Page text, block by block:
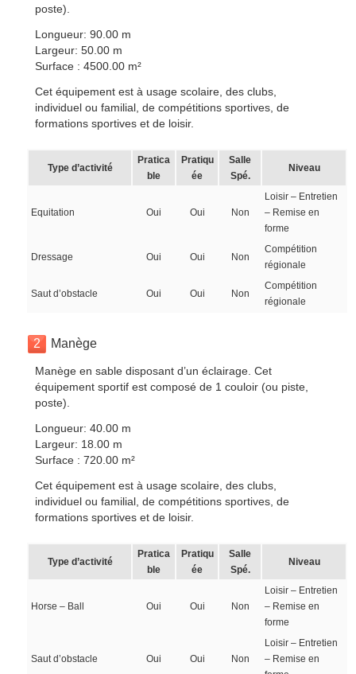
poste).
Longueur: 90.00 m
Largeur: 50.00 m
Surface : 4500.00 m²
Cet équipement est à usage scolaire, des clubs,
individuel ou familial, de compétitions sportives, de
formations sportives et de loisir.
Type d’activité
Pratica
ble
Pratiqu
ée
Salle
Spé.
Niveau
Equitation Oui Oui Non
Loisir – Entretien
– Remise en
forme
Dressage Oui Oui Non
Compétition
régionale
Saut d’obstacle Oui Oui Non
Compétition
régionale
2 Manège
Manège en sable disposant d’un éclairage. Cet
équipement sportif est composé de 1 couloir (ou piste,
poste).
Longueur: 40.00 m
Largeur: 18.00 m
Surface : 720.00 m²
Cet équipement est à usage scolaire, des clubs,
individuel ou familial, de compétitions sportives, de
formations sportives et de loisir.
Type d’activité
Pratica
ble
Pratiqu
ée
Salle
Spé.
Niveau
Horse – Ball Oui Oui Non
Loisir – Entretien
– Remise en
forme
Saut d’obstacle Oui Oui Non
Loisir – Entretien
– Remise en